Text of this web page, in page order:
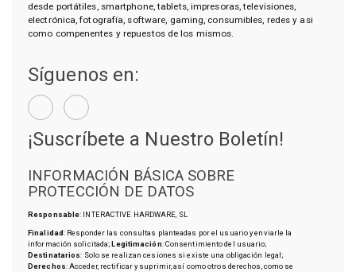
desde portátiles, smartphone, tablets, impresoras, televisiones,
electrónica, fotografía, software, gaming, consumibles, redes y asi
como compenentes y repuestos de los mismos.
Síguenos en:
¡Suscríbete a Nuestro Boletín!
INFORMACIÓN BÁSICA SOBRE
PROTECCIÓN DE DATOS
Responsable: INTERACTIVE HARDWARE, SL
Finalidad: Responder las consultas planteadas por el usuario y enviarle la
información solicitada;Legitimación: Consentimiento del usuario;
Destinatarios: Solo se realizan cesiones si existe una obligación legal;
Derechos: Acceder, rectificar y suprimir, así como otros derechos, como se